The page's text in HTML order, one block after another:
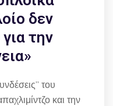
δεν
την
του
και την